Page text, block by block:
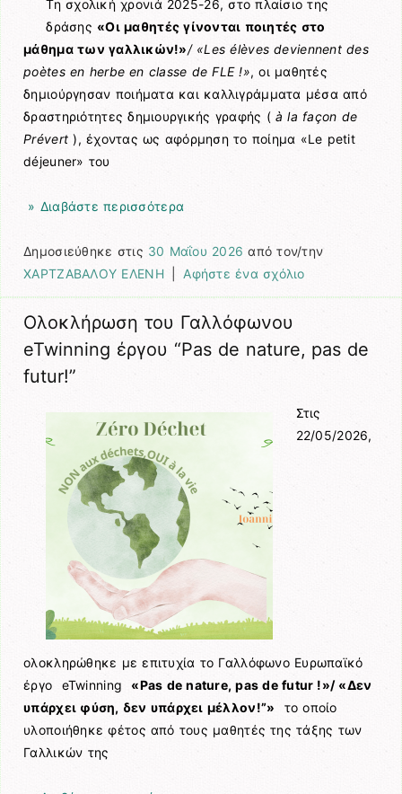
Τη σχολική χρονιά 2025-26, στο πλαίσιο της
δράσης «Οι μαθητές γίνονται ποιητές στο
μάθημα των γαλλικών!»/ «Les élèves deviennent des
poètes en herbe en classe de FLE !», οι μαθητές
δημιούργησαν ποιήματα και καλλιγράμματα μέσα από
δραστηριότητες δημιουργικής γραφής ( à la façon de
Prévert ), έχοντας ως αφόρμηση το ποίημα «Le petit
déjeuner» του
» Διαβάστε περισσότερα
Δημοσιεύθηκε στις 30 Μαΐου 2026 από τον/την
ΧΑΡΤΖΑΒΑΛΟΥ ΕΛΕΝΗ
Αφήστε ένα σχόλιο
Ολοκλήρωση του Γαλλόφωνου
eTwinning έργου “Pas de nature, pas de
futur!”
Στις
22/05/2026,
ολοκληρώθηκε με επιτυχία το Γαλλόφωνο Ευρωπαϊκό
έργο eTwinning «Pas de nature, pas de futur !»/ «Δεν
υπάρχει φύση, δεν υπάρχει μέλλον!”» το οποίο
υλοποιήθηκε φέτος από τους μαθητές της τάξης των
Γαλλικών της